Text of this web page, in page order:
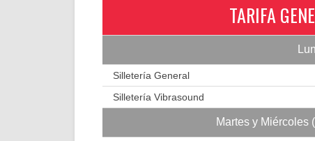
TARIFA
Silletería General
Silletería Vibrasound
Martes y Miércoles